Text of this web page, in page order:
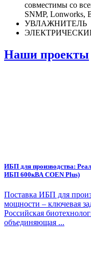
совместимы со
SNMP, Lonworks,
УВЛАЖНИТЕЛЬ
Наши проекты
ИБП для производства:
ИБП 600кВА COEN Plus)
Поставка ИБП для
мощности – ключевая
Российская
объединяющая ...